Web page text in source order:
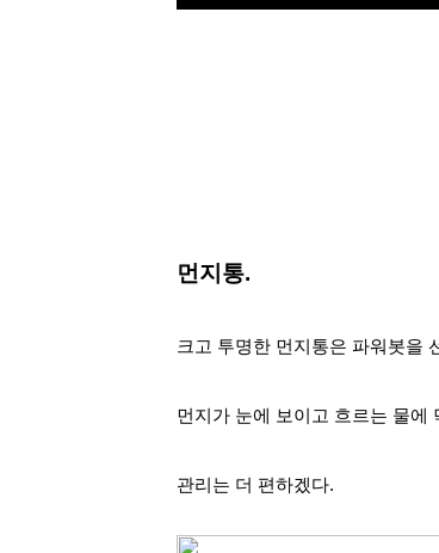
먼지통.
크고 투명한 먼지통은 파워봇을
먼지가 눈에 보이고 흐르는 물에
관리는 더 편하겠다.